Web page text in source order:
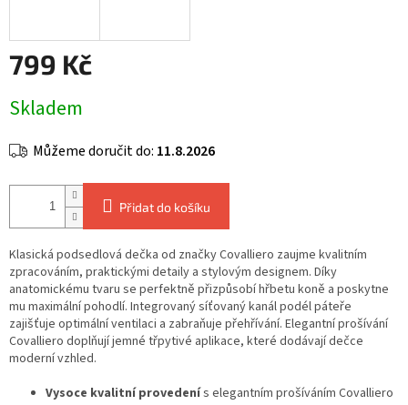
799 Kč
cena:
Skladem
Můžeme doručit do: 11.8.2026
Přidat do košíku
Klasická podsedlová dečka od značky Covalliero zaujme kvalitním
zpracováním, praktickými detaily a stylovým designem. Díky
anatomickému tvaru se perfektně přizpůsobí hřbetu koně a poskytne
mu maximální pohodlí. Integrovaný síťovaný kanál podél páteře
zajišťuje optimální ventilaci a zabraňuje přehřívání. Elegantní prošívání
Covalliero doplňují jemné třpytivé aplikace, které dodávají dečce
moderní vzhled.
Vysoce kvalitní provedenís elegantním prošíváním Covalliero